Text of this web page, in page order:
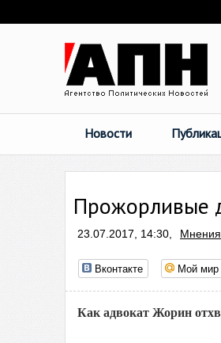
Новости
Прожорливые
23.07.2017, 14:30, Мнения
Вконтакте Мой мир
Как адвокат Жорин